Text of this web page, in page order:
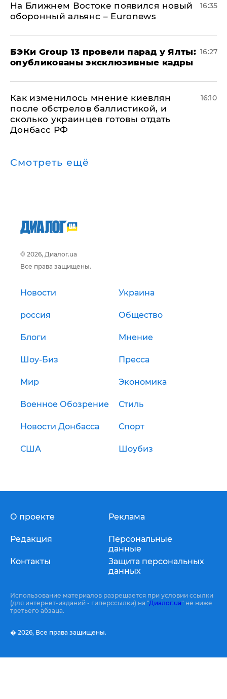
На Ближнем Востоке появился новый
оборонный альянс – Euronews
16:35
​БЭКи Group 13 провели парад у Ялты:
опубликованы эксклюзивные кадры
16:27
Как изменилось мнение киевлян
после обстрелов баллистикой, и
сколько украинцев готовы отдать
Донбасс РФ
16:10
Смотреть ещё
© 2026, Диалог.ua
Все права защищены.
Новости Украина
россия Общество
Блоги Мнение
Шоу-Биз Пресса
Мир Экономика
Военное Обозрение Стиль
Новости Донбасса Спорт
США Шоубиз
О проекте
Редакция
Контакты
Реклама
Персональные
данные
Защита персональных
данных
Использование материалов разрешается при условии ссылки
(для интернет-изданий - гиперссылки) на "Диалог.ua" не ниже
третьего абзаца.
� 2026, Все права защищены.